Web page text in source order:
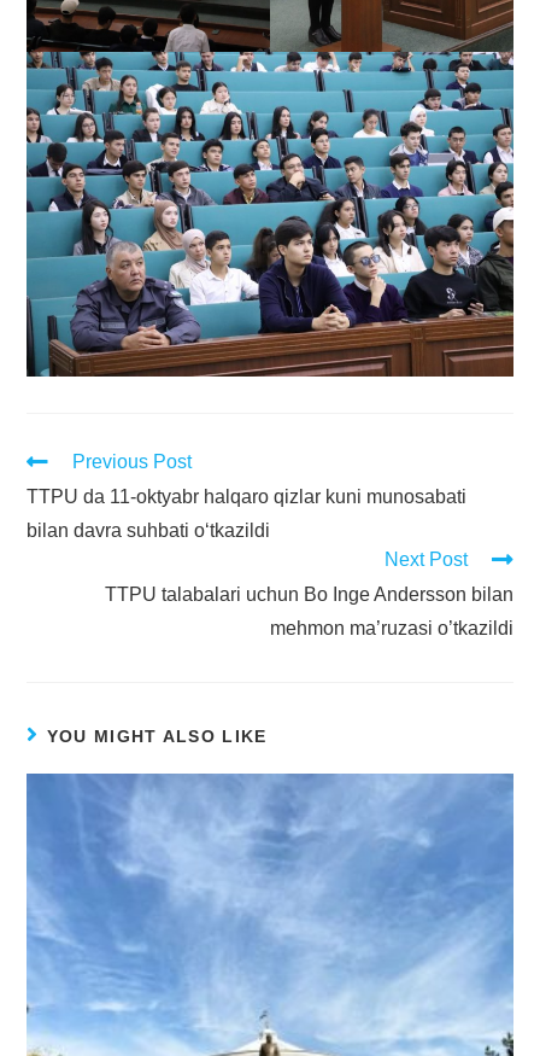
Previous Post
TTPU da 11-oktyabr halqaro qizlar kuni munosabati
bilan davra suhbati o‘tkazildi
Next Post
TTPU talabalari uchun Bo Inge Andersson bilan
mehmon ma’ruzasi o’tkazildi
YOU MIGHT ALSO LIKE